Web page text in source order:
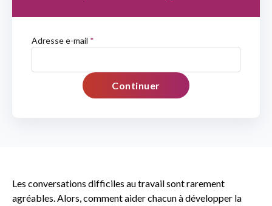
Adresse e-mail *
Continuer
Les conversations difficiles au travail sont rarement
agréables. Alors, comment aider chacun à développer la